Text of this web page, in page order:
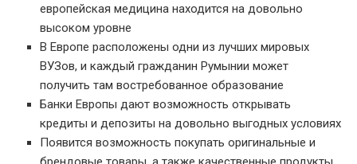
европейская медицина находится на довольно
высоком уровне
В Европе расположены одни из лучших мировых
ВУЗов, и каждый гражданин Румынии может
получить там востребованное образование
Банки Европы дают возможность открывать
кредиты и депозиты на довольно выгодных условиях
Появится возможность покупать оригинальные и